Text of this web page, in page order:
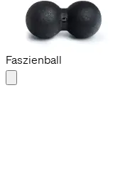
Duoball 12
CHF 29.90
Flexibler Steg
Faszienball